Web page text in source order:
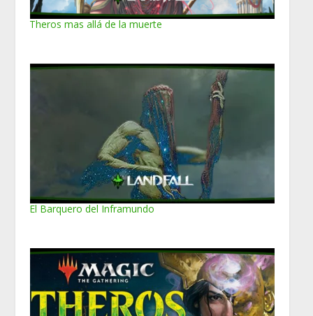
Theros mas allá de la muerte
El Barquero del Inframundo